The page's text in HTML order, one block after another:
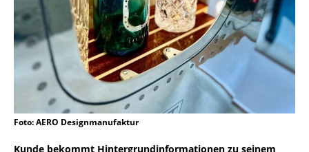
Foto: AERO Designmanufaktur
Kunde bekommt Hintergrundinformationen zu seinem